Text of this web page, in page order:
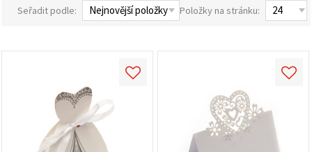
reklamu, a
Seřadit podle:
Položky na stránku: